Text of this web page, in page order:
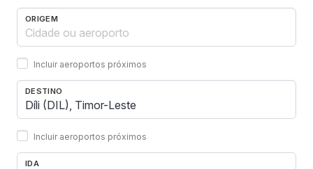
ORIGEM
Incluir aeroportos próximos
DESTINO
Incluir aeroportos próximos
IDA